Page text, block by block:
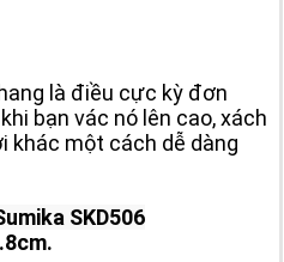
là điều cực kỳ đơn
bạn vác nó lên cao, xách
khác một cách dễ dàng
SKD506